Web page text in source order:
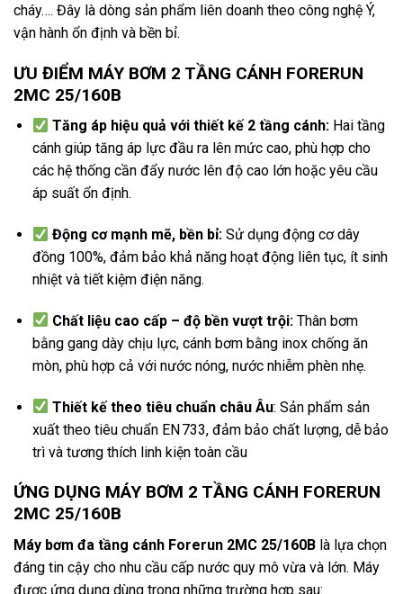
cháy…. Đây là dòng sản phẩm liên doanh theo công nghệ Ý,
vận hành ổn định và bền bỉ.
ƯU ĐIỂM MÁY BƠM 2 TẦNG CÁNH FORERUN
2MC 25/160B
Tăng áp hiệu quả với thiết kế 2 tầng cánh: Hai tầng
cánh giúp tăng áp lực đầu ra lên mức cao, phù hợp cho
các hệ thống cần đẩy nước lên độ cao lớn hoặc yêu cầu
áp suất ổn định.
Động cơ mạnh mẽ, bền bỉ: Sử dụng động cơ dây
đồng 100%, đảm bảo khả năng hoạt động liên tục, ít sinh
nhiệt và tiết kiệm điện năng.
Chất liệu cao cấp – độ bền vượt trội: Thân bơm
bằng gang dày chịu lực, cánh bơm bằng inox chống ăn
mòn, phù hợp cả với nước nóng, nước nhiễm phèn nhẹ.
Thiết kế theo tiêu chuẩn châu Âu: Sản phẩm sản
xuất theo tiêu chuẩn EN 733, đảm bảo chất lượng, dễ bảo
trì và tương thích linh kiện toàn cầu
ỨNG DỤNG MÁY BƠM 2 TẦNG CÁNH FORERUN
2MC 25/160B
Máy bơm đa tầng cánh Forerun 2MC 25/160B là lựa chọn
đáng tin cậy cho nhu cầu cấp nước quy mô vừa và lớn. Máy
được ứng dụng dùng trong những trường hợp sau: